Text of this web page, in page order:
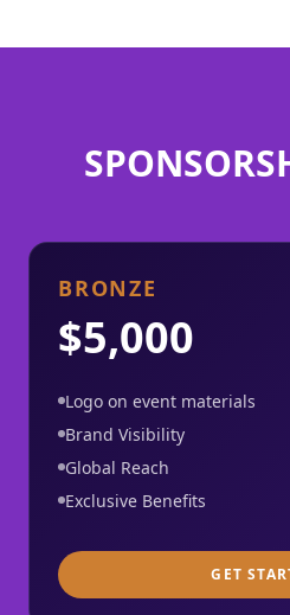
BRONZE
$5,000
Logo on event materials
Brand Visibility
Global Reach
Exclusive Benefits
GET